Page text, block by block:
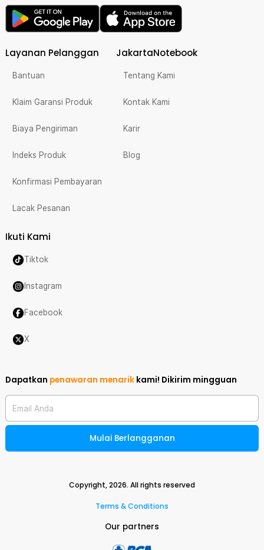
Layanan Pelanggan
Bantuan
Klaim Garansi Produk
Biaya Pengiriman
Indeks Produk
Konfirmasi Pembayaran
Lacak Pesanan
JakartaNotebook
Tentang Kami
Kontak Kami
Karir
Blog
Ikuti Kami
Tiktok
Instagram
Facebook
X
Dapatkan penawaran menarik kami! Dikirim mingguan
Email Anda
Mulai Berlangganan
Copyright,2026. All rights reserved
Terms & Conditions
Our partners